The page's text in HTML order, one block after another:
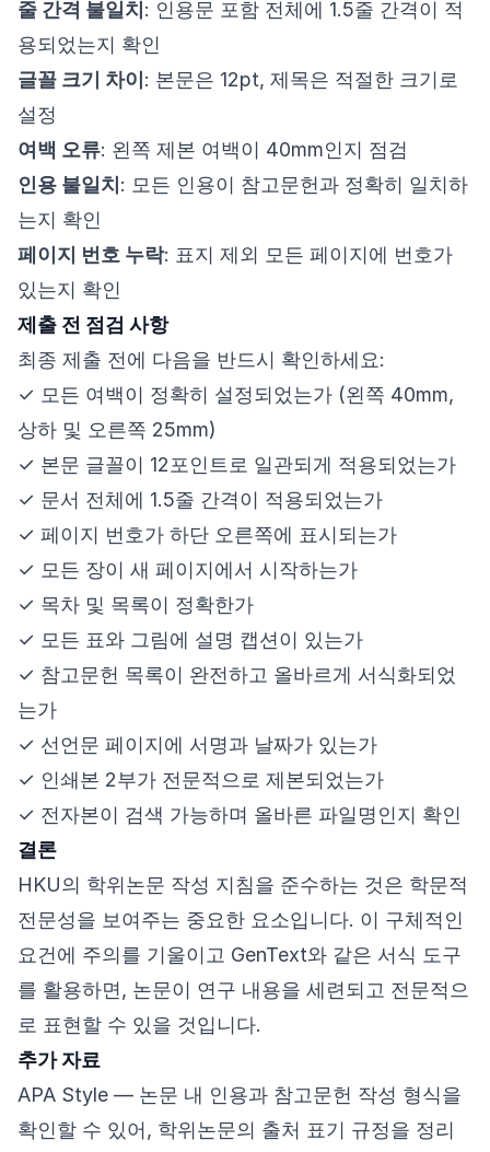
줄 간격 불일치 : 인용문 포함 전체에 1.5줄 간격이 적
용되었는지 확인
글꼴 크기 차이 : 본문은 12pt, 제목은 적절한 크기로
설정
여백 오류: 왼쪽 제본 여백이 40mm인지 점검
인용 불일치 : 모든 인용이 참고문헌과 정확히 일치하
는지 확인
페이지 번호 누락: 표지 제외 모든 페이지에 번호가
있는지 확인
제출 전 점검 사항
최종 제출 전에 다음을 반드시 확인하세요:
✓ 모든 여백이 정확히 설정되었는가 (왼쪽 40mm,
상하 및 오른쪽 25mm)
✓ 본문 글꼴이 12포인트로 일관되게 적용되었는가
✓ 문서 전체에 1.5줄 간격이 적용되었는가
✓ 페이지 번호가 하단 오른쪽에 표시되는가
✓ 모든 장이 새 페이지에서 시작하는가
✓ 목차 및 목록이 정확한가
✓ 모든 표와 그림에 설명 캡션이 있는가
✓ 참고문헌 목록이 완전하고 올바르게 서식화되었
는가
✓ 선언문 페이지에 서명과 날짜가 있는가
✓ 인쇄본 2부가 전문적으로 제본되었는가
✓ 전자본이 검색 가능하며 올바른 파일명인지 확인
결론
HKU의 학위논문 작성 지침을 준수하는 것은 학문적
전문성을 보여주는 중요한 요소입니다. 이 구체적인
요건에 주의를 기울이고 GenText와 같은 서식 도구
를 활용하면, 논문이 연구 내용을 세련되고 전문적으
로 표현할 수 있을 것입니다.
추가 자료
APA Style — 논문 내 인용과 참고문헌 작성 형식을
확인할 수 있어, 학위논문의 출처 표기 규정을 정리